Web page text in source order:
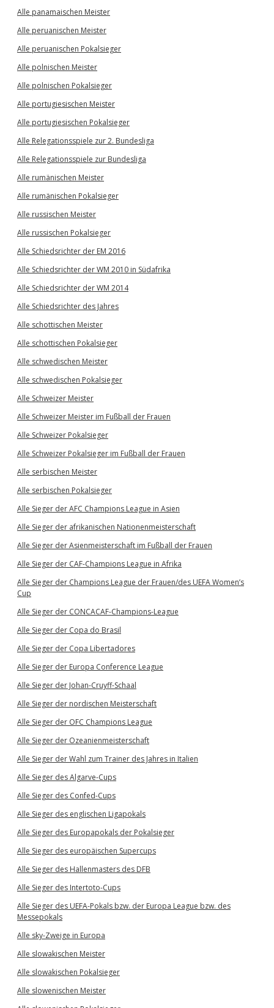
Alle panamaischen Meister
Alle peruanischen Meister
Alle peruanischen Pokalsieger
Alle polnischen Meister
Alle polnischen Pokalsieger
Alle portugiesischen Meister
Alle portugiesischen Pokalsieger
Alle Relegationsspiele zur 2. Bundesliga
Alle Relegationsspiele zur Bundesliga
Alle rumänischen Meister
Alle rumänischen Pokalsieger
Alle russischen Meister
Alle russischen Pokalsieger
Alle Schiedsrichter der EM 2016
Alle Schiedsrichter der WM 2010 in Südafrika
Alle Schiedsrichter der WM 2014
Alle Schiedsrichter des Jahres
Alle schottischen Meister
Alle schottischen Pokalsieger
Alle schwedischen Meister
Alle schwedischen Pokalsieger
Alle Schweizer Meister
Alle Schweizer Meister im Fußball der Frauen
Alle Schweizer Pokalsieger
Alle Schweizer Pokalsieger im Fußball der Frauen
Alle serbischen Meister
Alle serbischen Pokalsieger
Alle Sieger der AFC Champions League in Asien
Alle Sieger der afrikanischen Nationenmeisterschaft
Alle Sieger der Asienmeisterschaft im Fußball der Frauen
Alle Sieger der CAF-Champions League in Afrika
Alle Sieger der Champions League der Frauen/des UEFA Women’s
Cup
Alle Sieger der CONCACAF-Champions-League
Alle Sieger der Copa do Brasil
Alle Sieger der Copa Libertadores
Alle Sieger der Europa Conference League
Alle Sieger der Johan-Cruyff-Schaal
Alle Sieger der nordischen Meisterschaft
Alle Sieger der OFC Champions League
Alle Sieger der Ozeanienmeisterschaft
Alle Sieger der Wahl zum Trainer des Jahres in Italien
Alle Sieger des Algarve-Cups
Alle Sieger des Confed-Cups
Alle Sieger des englischen Ligapokals
Alle Sieger des Europapokals der Pokalsieger
Alle Sieger des europäischen Supercups
Alle Sieger des Hallenmasters des DFB
Alle Sieger des Intertoto-Cups
Alle Sieger des UEFA-Pokals bzw. der Europa League bzw. des
Messepokals
Alle sky-Zweige in Europa
Alle slowakischen Meister
Alle slowakischen Pokalsieger
Alle slowenischen Meister